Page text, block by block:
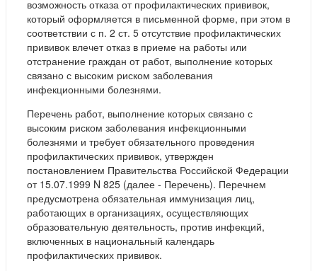
возможность отказа от профилактических прививок,
который оформляется в письменной форме, при этом в
соответствии с п. 2 ст. 5 отсутствие профилактических
прививок влечет отказ в приеме на работы или
отстранение граждан от работ, выполнение которых
связано с высоким риском заболевания
инфекционными болезнями.
Перечень работ, выполнение которых связано с
высоким риском заболевания инфекционными
болезнями и требует обязательного проведения
профилактических прививок, утвержден
постановлением Правительства Российской Федерации
от 15.07.1999 N 825 (далее - Перечень). Перечнем
предусмотрена обязательная иммунизация лиц,
работающих в организациях, осуществляющих
образовательную деятельность, против инфекций,
включенных в национальный календарь
профилактических прививок.